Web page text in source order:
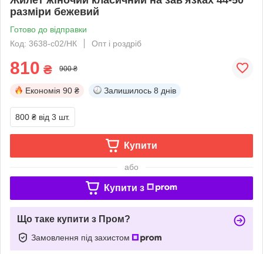
разміри бежевий
Готово до відправки
Код: 3638-c02/НК
Опт і роздріб
810 ₴ 900 ₴
Економія 90 ₴ Залишилось 8 днів
800 ₴ від 3 шт.
Купити
або
Купити з
Що таке купити з Пром?
Замовлення під захистом